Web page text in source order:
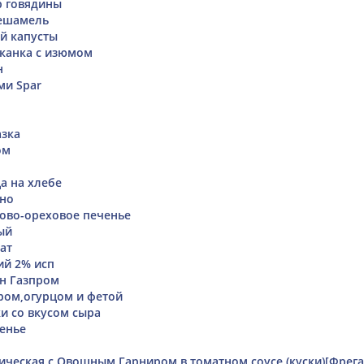
говядины
капусты
с изюмом
Spar
на хлебе
ореховое печенье
2% исп
Газпром
и фетой
со вкусом сыра